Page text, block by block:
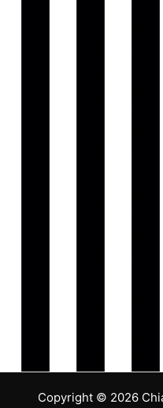
Copyright © 2026